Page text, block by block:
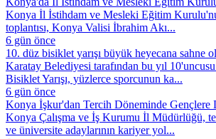
Konya İl İstihdam ve Mesleki Eğitim
toplantısı, Konya Valisi İbrahim Akı...
6 gün önce
10. düz bisiklet yarışı büyük heyecana sahne
Karatay Belediyesi tarafından bu yıl
Bisiklet Yarışı, yüzlerce sporcunun ka...
6 gün önce
Konya İşkur'dan Tercih Döneminde Gençlere
Konya Çalışma ve İş Kurumu İl Müdürlüğü,
ve üniversite adaylarının kariyer yol...